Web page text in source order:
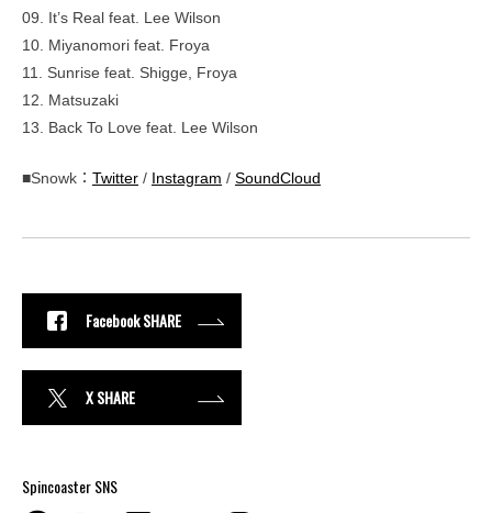
09. It’s Real feat. Lee Wilson
10. Miyanomori feat. Froya
11. Sunrise feat. Shigge, Froya
12. Matsuzaki
13. Back To Love feat. Lee Wilson
■Snowk： Twitter / Instagram / SoundCloud
Facebook SHARE
X SHARE
Spincoaster SNS